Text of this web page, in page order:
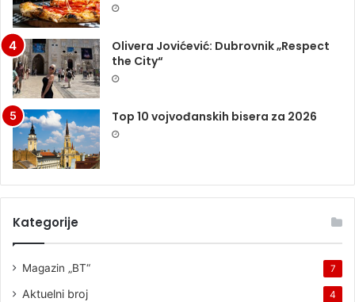
Olivera Jovićević: Dubrovnik „Respect
the City“
Top 10 vojvođanskih bisera za 2026
Kategorije
Magazin „BT“ 7
Aktuelni broj 4